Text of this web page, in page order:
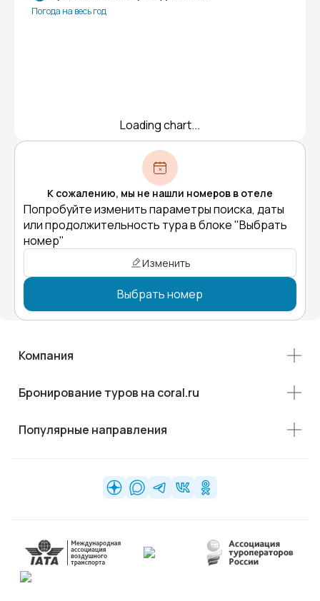
Погода на весь год
Loading chart...
К сожалению, мы не нашли номеров в отеле
Попробуйте изменить параметры поиска, даты
или продолжительность тура в блоке "Выбрать
номер"
Изменить
Выбрать номер
Компания
Бронирование туров на coral.ru
Популярные направления